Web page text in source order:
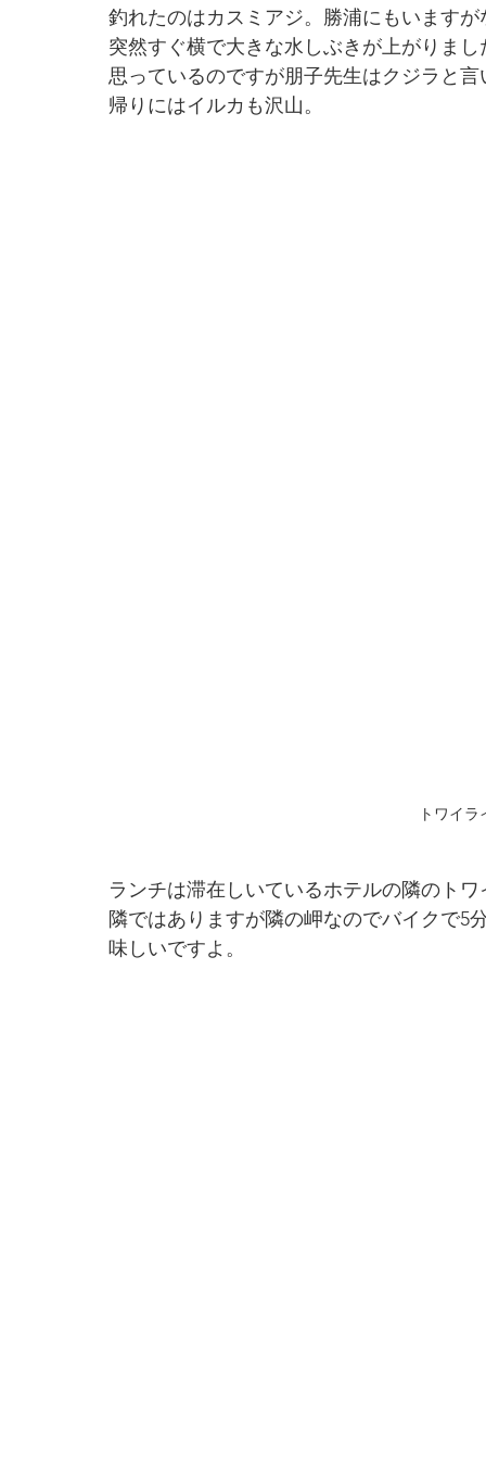
釣れたのはカスミアジ。勝浦にもいます
突然すぐ横で大きな水しぶきが上がりま
思っているのですが朋子先生はクジラと
帰りにはイルカも沢山。
トワイ
ランチは滞在しいているホテルの隣のト
隣ではありますが隣の岬なのでバイクで5
味しいですよ。